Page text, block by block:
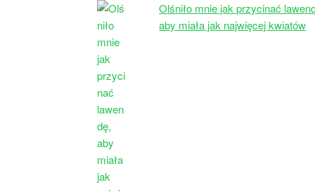
Olśniło mnie jak przycinać
aby miała jak najwięcej kwiatów